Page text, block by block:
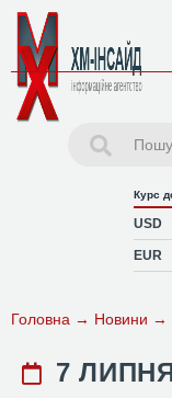
Курс
USD
EUR
Головна → Новини →
7